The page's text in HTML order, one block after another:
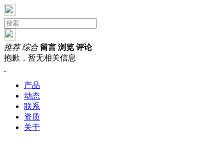
推荐 综合 留言 浏览 评论
抱歉，暂无相关信息
产品
动态
联系
资质
关于